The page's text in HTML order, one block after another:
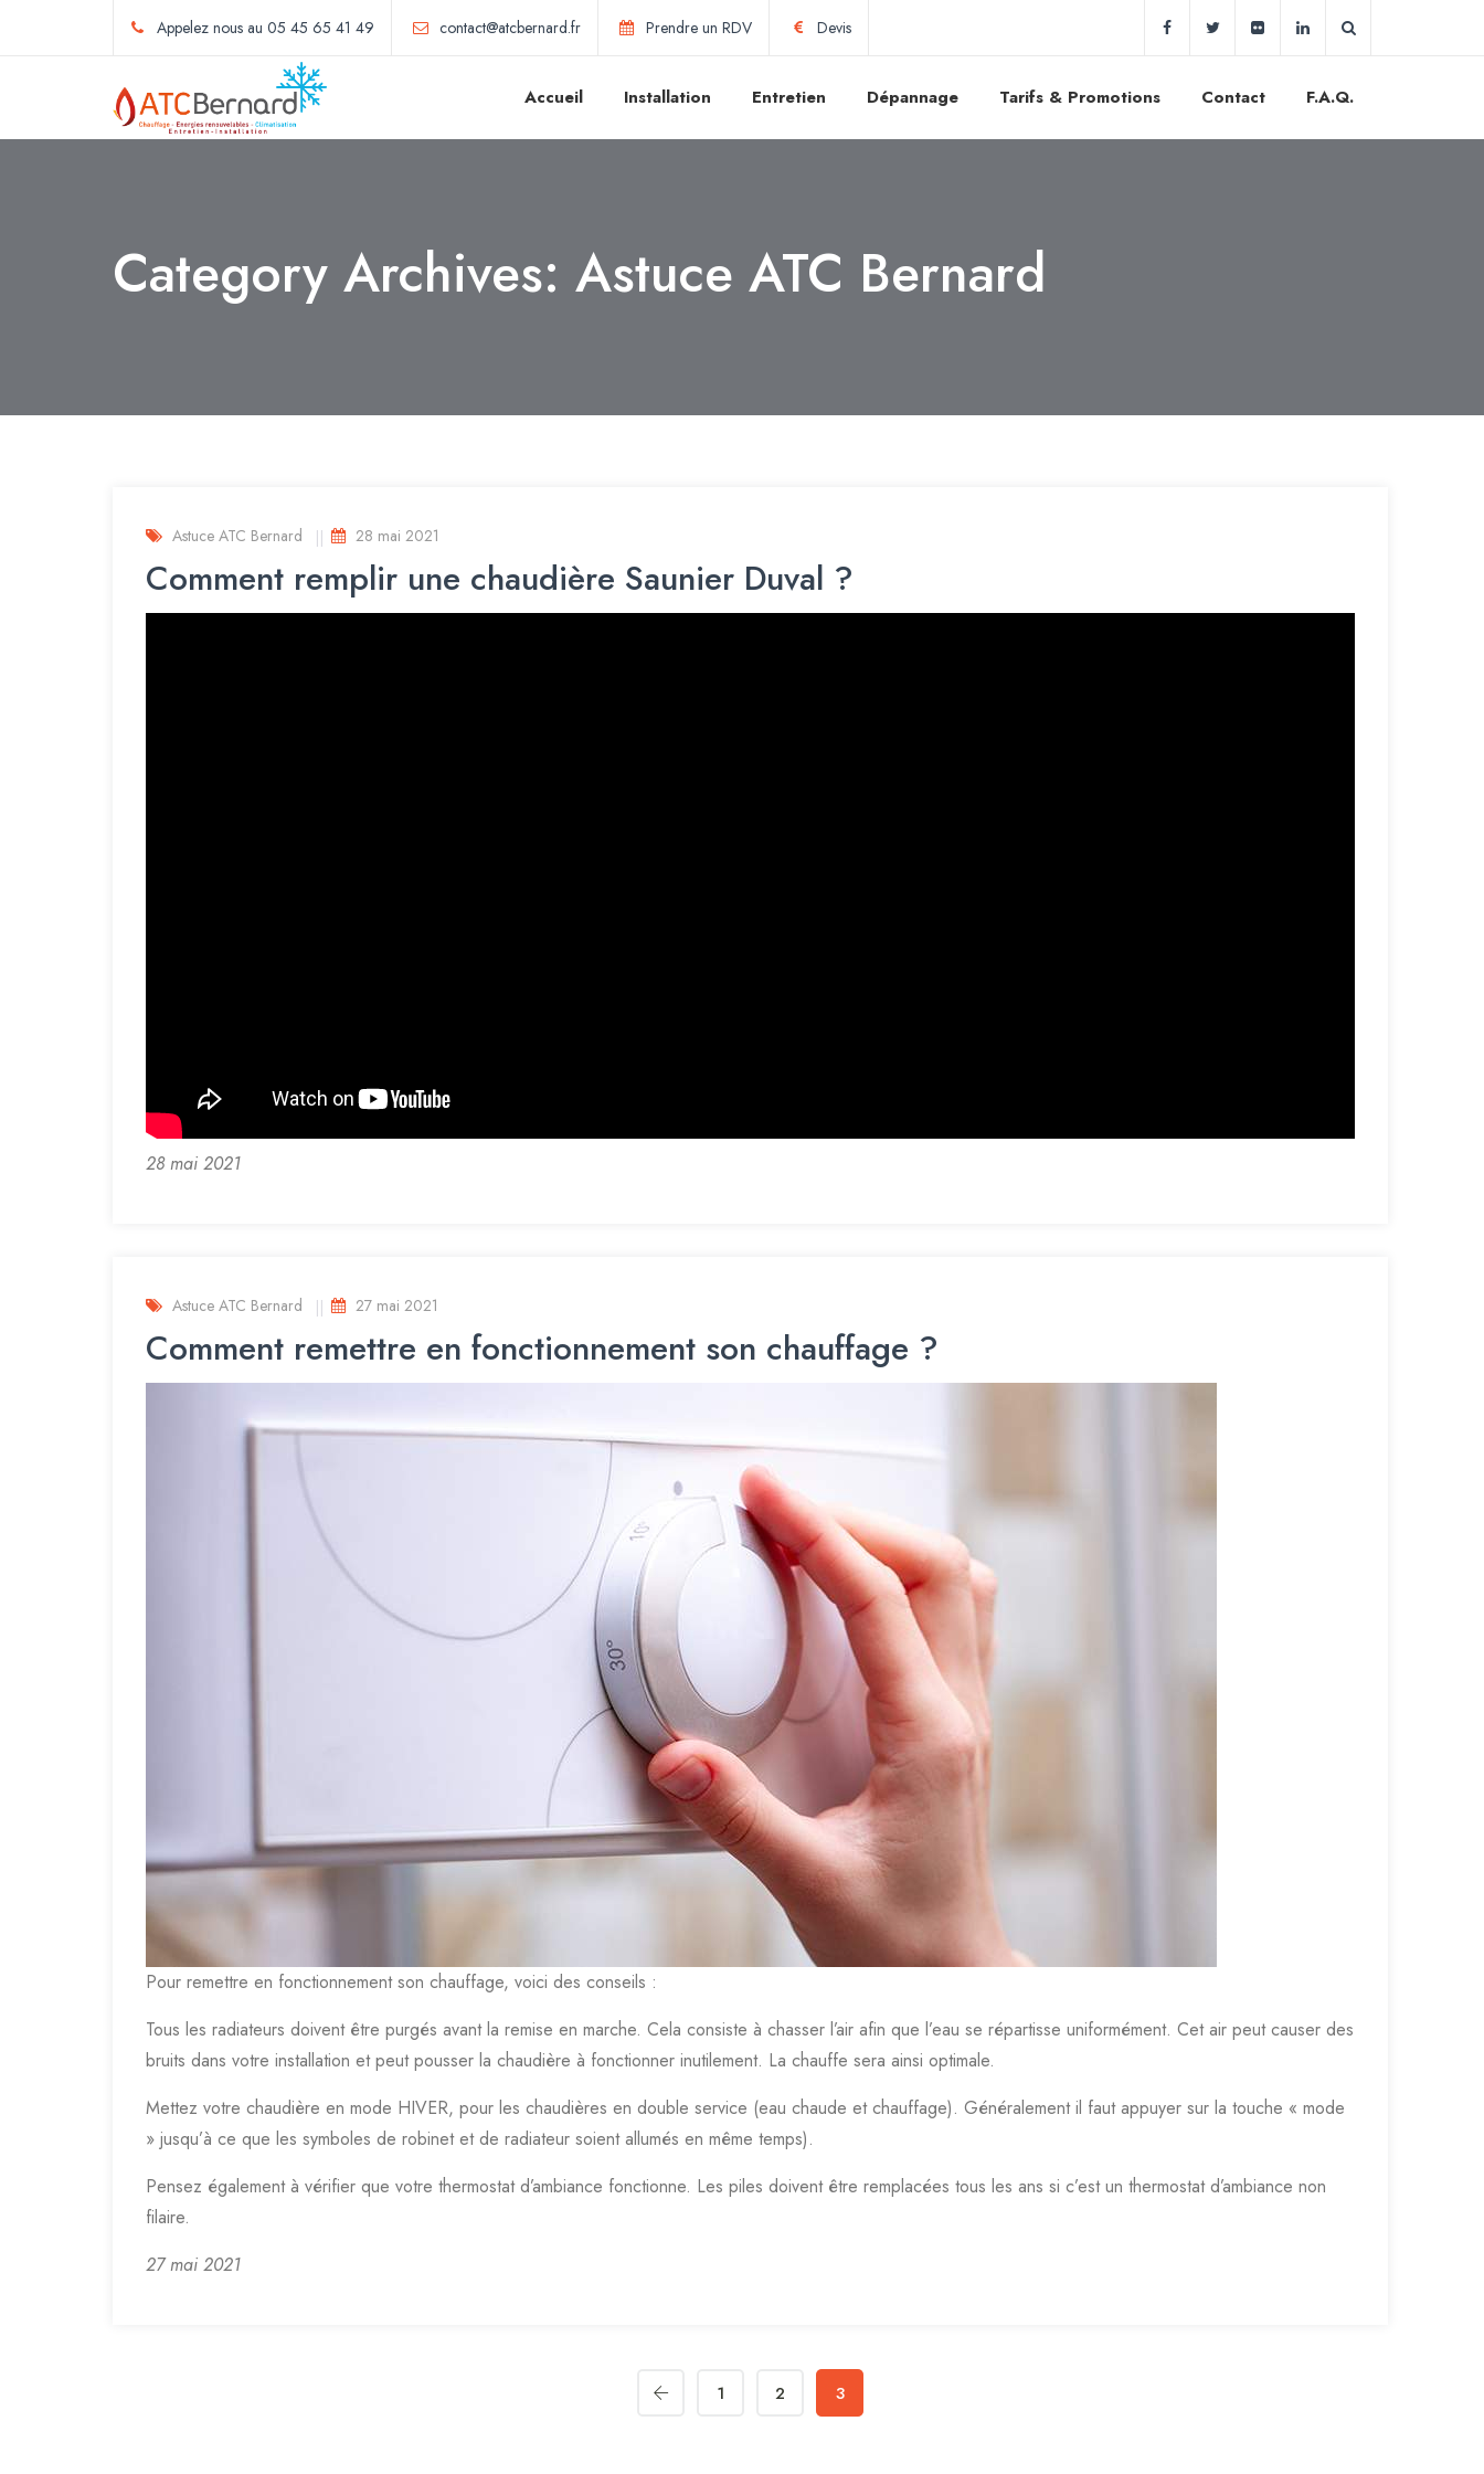
Appelez nous au 05 45 65 41 49 contact@atcbernard.fr Prendre un RDV Devis
Accueil Installation Entretien Dépannage Tarifs & Promotions Contact F.A.Q.
Category Archives: Astuce ATC Bernard
Astuce ATC Bernard 28 mai 2021
Comment remplir une chaudière Saunier Duval ?
28 mai 2021
Astuce ATC Bernard 27 mai 2021
Comment remettre en fonctionnement son chauffage ?
Pour remettre en fonctionnement son chauffage, voici des conseils :
Tous les radiateurs doivent être purgés avant la remise en marche. Cela consiste à chasser l’air afin que l’eau se répartisse uniformément. Cet air peut causer des
bruits dans votre installation et peut pousser la chaudière à fonctionner inutilement. La chauffe sera ainsi optimale.
Mettez votre chaudière en mode HIVER, pour les chaudières en double service (eau chaude et chauffage). Généralement il faut appuyer sur la touche « mode
» jusqu’à ce que les symboles de robinet et de radiateur soient allumés en même temps).
Pensez également à vérifier que votre thermostat d’ambiance fonctionne. Les piles doivent être remplacées tous les ans si c’est un thermostat d’ambiance non
filaire.
27 mai 2021
1 2 3